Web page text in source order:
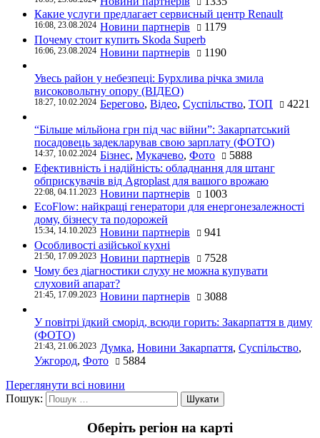
Какие услуги предлагает сервисный центр Renault
16:08, 23.08.2024 Новини партнерів
1179
Почему стоит купить Skoda Superb
16:06, 23.08.2024 Новини партнерів 1190
Увесь район у небезпеці: Бурхлива річка змила
високовольтну опору (ВІДЕО)
18:27, 10.02.2024 Берегово, Відео, Суспільство, ТОП 4221
“Більше мільйона грн під час війни”: Закарпатський
посадовець задекларував свою зарплату (ФОТО)
14:37, 10.02.2024 Бізнес, Мукачево, Фото
5888
Ефективність і надійність: обладнання для штанг
обприскувачів від Agroplast для вашого врожаю
22:08, 04.11.2023 Новини партнерів
1003
EcoFlow: найкращі генератори для енергонезалежності
дому, бізнесу та подорожей
15:34, 14.10.2023 Новини партнерів
941
Особливості азійської кухні
21:50, 17.09.2023 Новини партнерів
7528
Чому без діагностики слуху не можна купувати
слуховий апарат?
21:45, 17.09.2023 Новини партнерів 3088
У повітрі їдкий сморід, всюди горить: Закарпаття в диму
(ФОТО)
21:43, 21.06.2023 Думка, Новини Закарпаття, Суспільство,
Ужгород, Фото
5884
Переглянути всі новини
Пошук:
Оберіть регіон на карті